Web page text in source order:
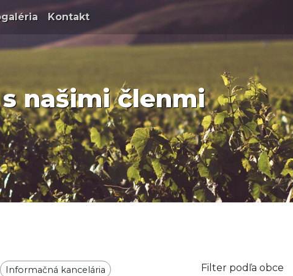
(current)
Kontakt(current)
našimi členmi
Informačná kancelária Filter podľa obce